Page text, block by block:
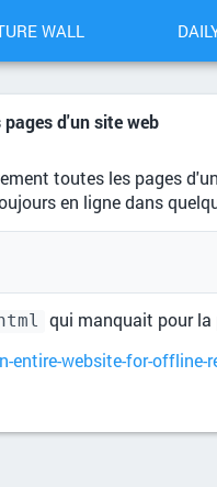
WALL
d'un site web
toutes les pages
en ligne dans
qui manquait pour
website-for-offline-